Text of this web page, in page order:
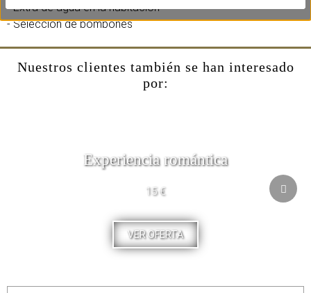
- Extra de agua en la habitación
- Selección de bombones
Nuestros clientes también se han interesado
por:
Experiencia romántica
15 €
VER OFERTA